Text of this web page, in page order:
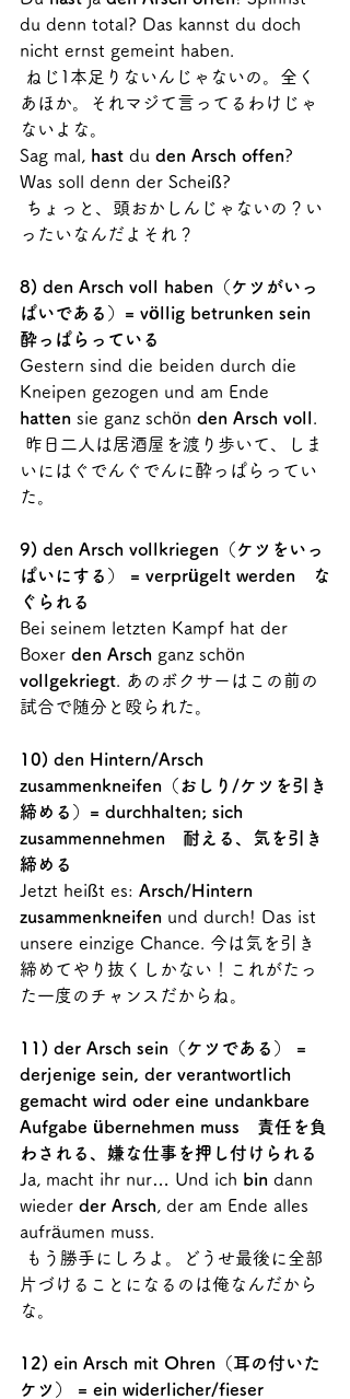
du denn total? Das kannst du doch
nicht ernst gemeint haben.
あほか。それマジて言ってるわけじゃ
ないよな。
Sag mal, hast du den Arsch offen?
Was soll denn der Scheiß?
ったいなんだよそれ？
8) den Arsch voll haben（ケツがいっ
ぱいである）= völlig betrunken sein
酔っぱらっている
Gestern sind die beiden durch die
Kneipen gezogen und am Ende
hatten sie ganz schön den Arsch voll
いにはぐでんぐでんに酔っぱらってい
た。
9) den Arsch vollkriegen（ケツをいっ
ぱいにする） = verprügelt werden　な
ぐられる
Bei seinem letzten Kampf hat der
Boxer den Arsch ganz schön
vollgekriegt . あのボクサーはこの前の
試合で随分と殴られた。
10) den Hintern/Arsch
zusammenkneifen（おしり/ケツを引き
締める）= durchhalten; sich
zusammennehmen　耐える、気を引き
締める
Jetzt heißt es: Arsch/Hintern
zusammenkneifen und durch! Das ist
unsere einzige Chance. 今は気を引き
締めてやり抜くしかない！これがたっ
た一度のチャンスだからね。
11) der Arsch sein（ケツである） =
derjenige sein, der verantwortlich
gemacht wird oder eine undankbare
Aufgabe übernehmen muss　責任を負
わされる、嫌な仕事を押し付けられる
Ja, macht ihr nur… Und ich bin dann
wieder der Arsch , der am Ende alles
aufräumen muss.
片づけることになるのは俺なんだから
な。
12) ein Arsch mit Ohren（耳の付いた
ケツ） = ein widerlicher/fieser